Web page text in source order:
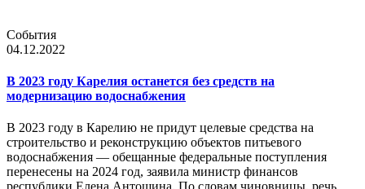
События
04.12.2022
В 2023 году Карелия останется без средств на
модернизацию водоснабжения
В 2023 году в Карелию не придут целевые средства на
строительство и реконструкцию объектов питьевого
водоснабжения — обещанные федеральные поступления
перенесены на 2024 год, заявила министр финансов